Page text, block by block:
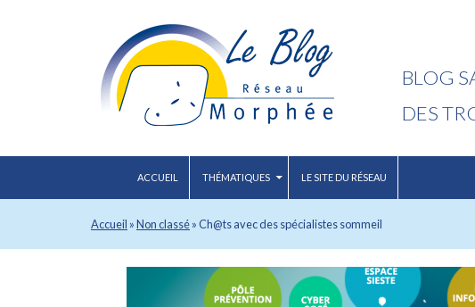
BLOG
DES
ACCUEIL THÉMATIQUES LE SITE DU RÉSEAU
Accueil »Non classé»Ch@ts avec des spécialistes sommeil